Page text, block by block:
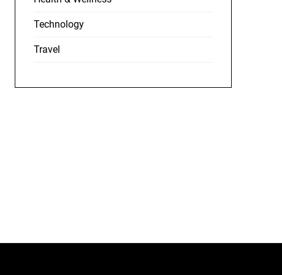
Technology
Travel